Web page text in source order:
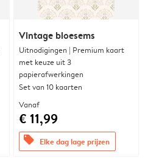
Vintage bloesems
Uitnodigingen | Premium kaart
met keuze uit 3
papierafwerkingen
Set van 10 kaarten
Vanaf
€ 11,99
offers Elke dag lage prijzen